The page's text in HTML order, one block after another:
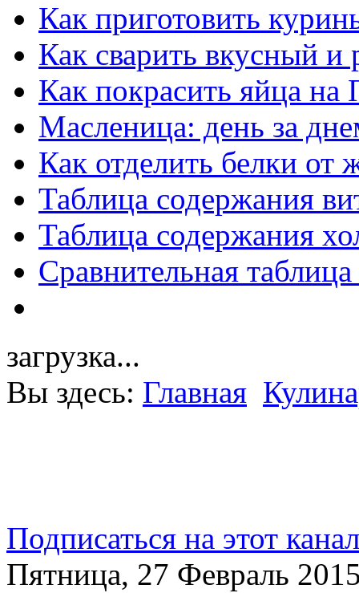
Как приготовить
Как сварить вкусный и
Как покрасить яйца на
Масленица: день за
Как отделить белки от
Таблица содержания
Таблица содержания
Сравнительная
загрузка...
Вы здесь: Главная
Подписаться на этот
Пятница, 27 Февраль